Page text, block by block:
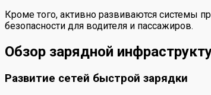
Кроме того, активно развиваются системы
безопасности для водителя и пассажиров.
Обзор зарядной
Развитие сетей быстрой зарядки